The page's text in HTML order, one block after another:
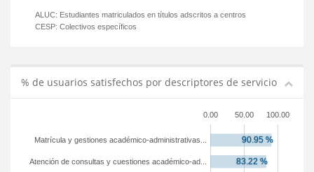
ALUC: Estudiantes matriculados en títulos adscritos a centros
CESP: Colectivos específicos
% de usuarios satisfechos por descriptores de servicio
0.00 50.00 100.00
Atención de consultas y cuestiones académico-ad...
Matrícula y gestiones académico-administrativas...